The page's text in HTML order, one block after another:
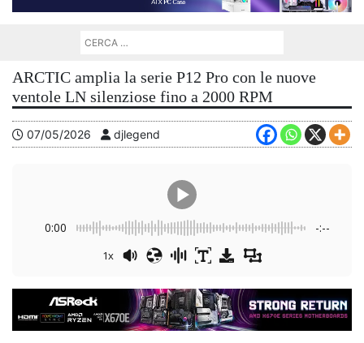
ARCTIC amplia la serie P12 Pro con le nuove
ventole LN silenziose fino a 2000 RPM
07/05/2026 djlegend
0:00 -:--
1x